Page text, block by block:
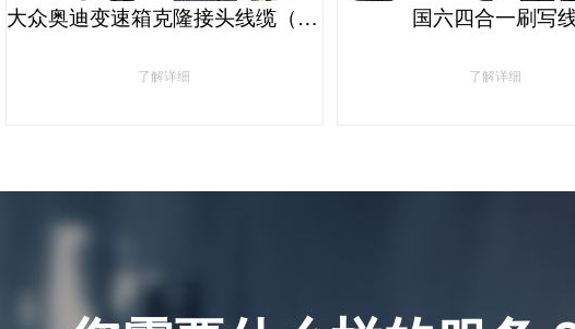
大众奥迪变速箱克隆接头线缆（适应DQ250/DQ200/VL381/VL300/DQ500/DL501等）
了解详细
国六四合一刷写
了解详细